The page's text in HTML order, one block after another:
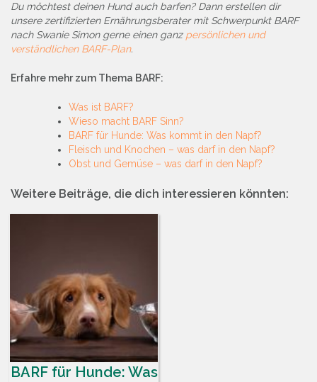
Du möchtest deinen Hund auch barfen? Dann erstellen dir
unsere zertifizierten Ernährungsberater mit Schwerpunkt BARF
nach Swanie Simon gerne einen ganz persönlichen und
verständlichen BARF-Plan.
Erfahre mehr zum Thema BARF:
Was ist BARF?
Wieso macht BARF Sinn?
BARF für Hunde: Was kommt in den Napf?
Fleisch und Knochen – was darf in den Napf?
Obst und Gemüse – was darf in den Napf?
Weitere Beiträge, die dich interessieren könnten:
BARF für Hunde: Was